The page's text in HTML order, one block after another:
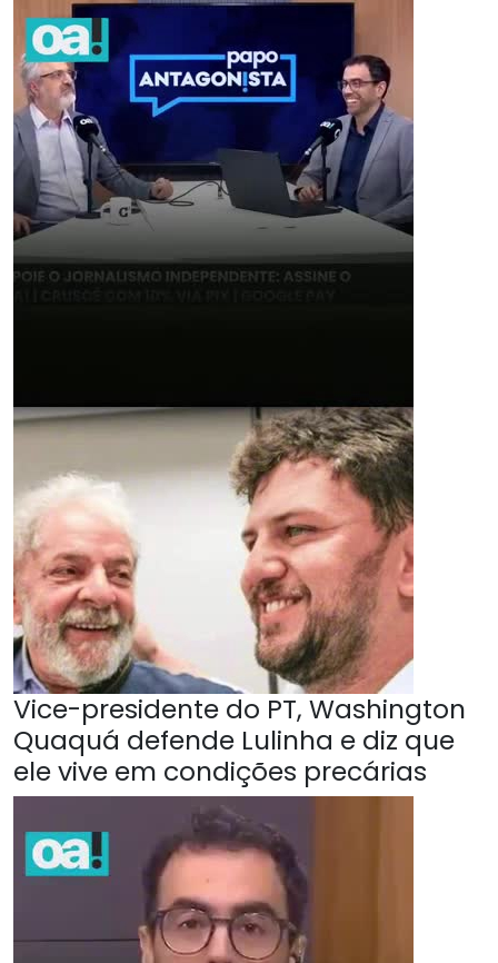
Vice-presidente do PT, Washington
Quaquá defende Lulinha e diz que
ele vive em condições precárias